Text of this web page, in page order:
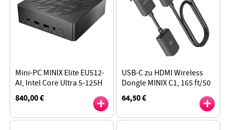
Mini-PC MINIX Elite EU512-
AI, Intel Core Ultra 5-125H
16 Kerne, max. 4,8 GHz, 16
GB DDR5-RAM, 512 GB SSD
840,00 €
USB-C zu HDMI Wireless
Dongle MINIX C1, 165 ft/50
m
Übertragungsreichweite,
Plug-and-Play, kompatibel
mit iPhone 15
64,50 €